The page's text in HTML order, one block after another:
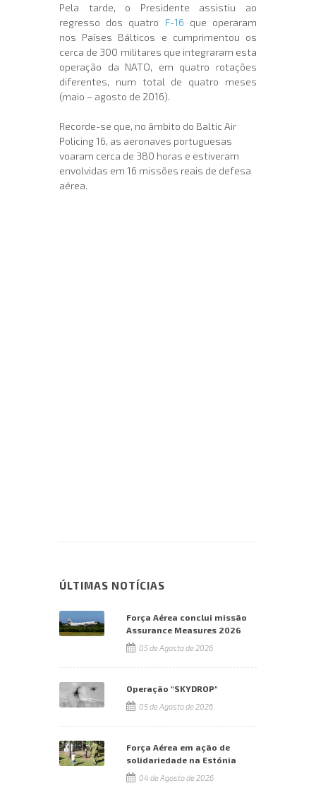
Pela tarde, o Presidente assistiu ao
regresso dos quatro F-16 que operaram
nos Países Bálticos e cumprimentou os
cerca de 300 militares que integraram esta
operação da NATO, em quatro rotações
diferentes, num total de quatro meses
(maio – agosto de 2016).
Recorde-se que, no âmbito do Baltic Air
Policing 16, as aeronaves portuguesas
voaram cerca de 380 horas e estiveram
envolvidas em 16 missões reais de defesa
aérea.
ÚLTIMAS NOTÍCIAS
Força Aérea conclui missão
Assurance Measures 2026
05 de Agosto de 2026
Operação "SKYDROP"
05 de Agosto de 2026
Força Aérea em ação de
solidariedade na Estónia
04 de Agosto de 2026